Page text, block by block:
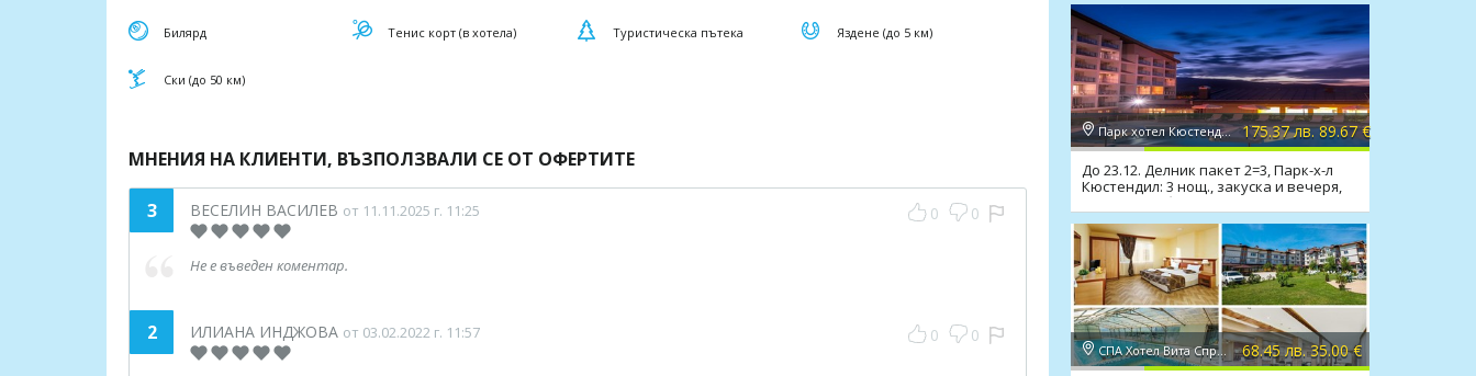
Билярд Тенис корт (в хотела) Туристическа пътека Яздене (до 5 км)
Ски (до 50 км)
МНЕНИЯ НА КЛИЕНТИ, ВЪЗПОЛЗВАЛИ СЕ ОТ ОФЕРТИТЕ
3 ВЕСЕЛИН ВАСИЛЕВ от 11.11.2025 г. 11:25 0 0
Не е въведен коментар.
2 ИЛИАНА ИНДЖОВА от 03.02.2022 г. 11:57 0 0
Парк хотел Кюстендил 4*, Кюстендил 175.37 лв. 89.67 €
До 23.12. Делник пакет 2=3, Парк-х-л
Кюстендил: 3 нощ., закуска и вечеря,
минерален басейн
СПА Хотел Вита Спрингс 2*, с. Баня 68.45 лв. 35.00 €